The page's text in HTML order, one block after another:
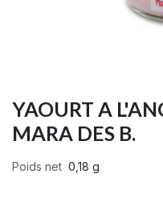
YAOURT A
MARA DES B.
Poids net 0,18 g